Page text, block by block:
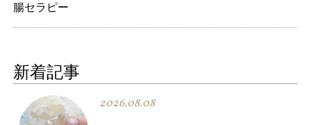
腸セラピー
新着記事
2026.08.08